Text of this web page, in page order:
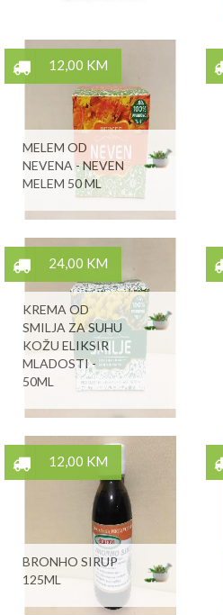
12,00 KM
MELEM OD
NEVENA - NEVEN
MELEM 50 ML
24,00 KM
KREMA OD
SMILJA ZA SUHU
KOŽU ELIKSIR
MLADOSTI -
50ML
12,00 KM
BRONHO SIRUP
125ML